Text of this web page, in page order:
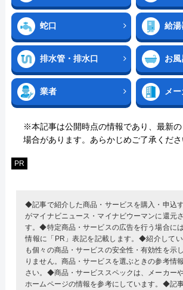
蛇口 給湯
排水管・排水口 お風
業者 メ
※本記事は公開時点の情報であり、最新
場合があります。あらかじめご了承くださ
PR
◆記事で紹介した商品・サービスを購入・申込
がマイナビニュース・マイナビウーマンに還元
す。◆特定商品・サービスの広告を行う場合に
情報に「PR」表記を記載します。◆紹介して
も個々の商品・サービスの安全性・有効性を示
りません。商品・サービスを選ぶときの参考情
さい。◆商品・サービススペックは、メーカー
ホームページの情報を参考にしています。◆記